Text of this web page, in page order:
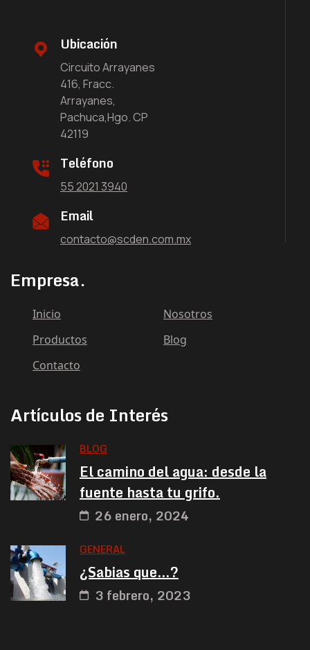
Ubicación
Circuito Arrayanes
416, Fracc.
Arrayanes,
Pachuca,Hgo. CP
42119
Teléfono
55 2021 3940
Email
contacto@scden.com.mx
Empresa.
Inicio
Nosotros
Productos
Blog
Contacto
Artículos de Interés
BLOG
El camino del agua: desde la
fuente hasta tu grifo.
26 enero, 2024
GENERAL
¿Sabias que…?
3 febrero, 2023